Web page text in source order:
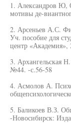
1. Александров Ю,
мотивы де-
2. Арсеньев А.С.
Уч. пособие для
центр «Академия»,
3. Архангельская
№44. -с.56-58
4. Асмолов А.
5. Баликоев В.З.
-Новосибирск: